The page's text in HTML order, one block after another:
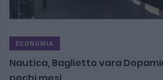
ECONOMIA
Nautica, Baglietto vara